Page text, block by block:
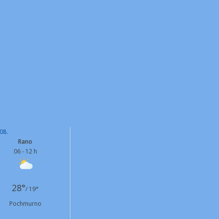
Rano
06 - 12 h
28°/ 19°
Pochmurno